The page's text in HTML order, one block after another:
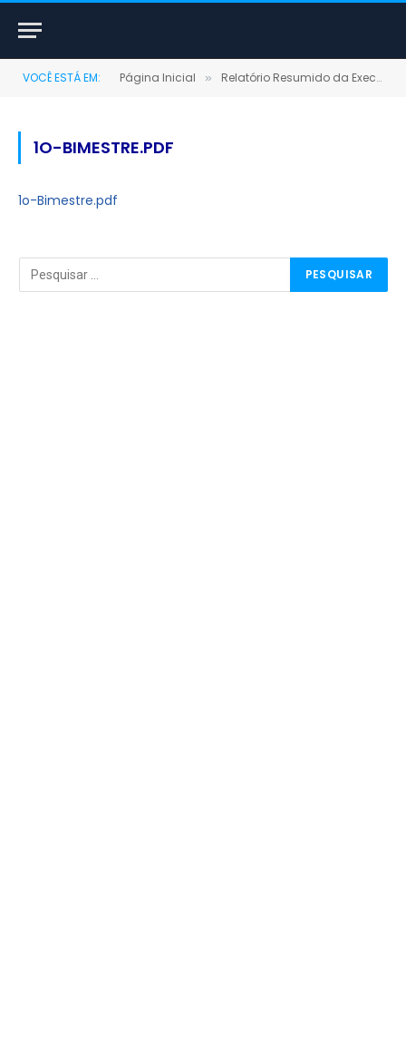
VOCÊ ESTÁ EM: Página Inicial » Relatório Resumido da Execução Orçamentária (RREO)
1O-BIMESTRE.PDF
1o-Bimestre.pdf